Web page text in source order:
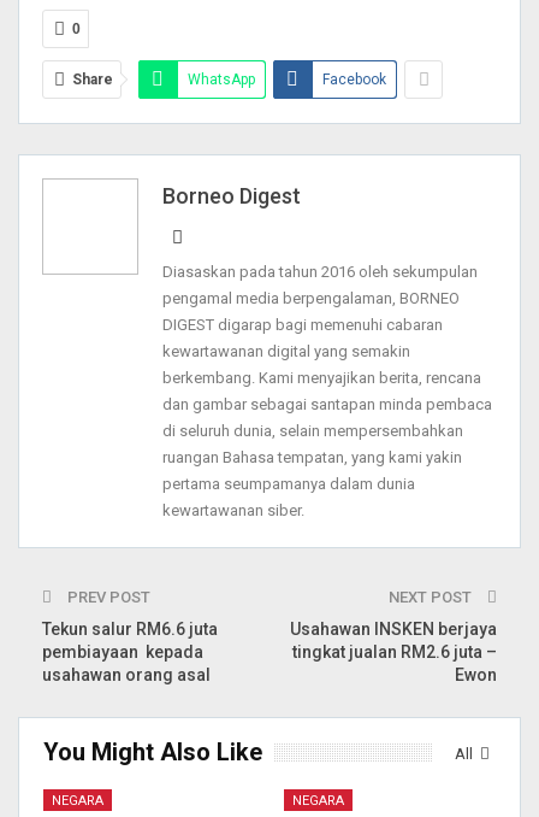
0
Share WhatsApp Facebook
Borneo Digest
Diasaskan pada tahun 2016 oleh sekumpulan
pengamal media berpengalaman, BORNEO
DIGEST digarap bagi memenuhi cabaran
kewartawanan digital yang semakin
berkembang. Kami menyajikan berita, rencana
dan gambar sebagai santapan minda pembaca
di seluruh dunia, selain mempersembahkan
ruangan Bahasa tempatan, yang kami yakin
pertama seumpamanya dalam dunia
kewartawanan siber.
PREV POST
Tekun salur RM6.6 juta
pembiayaan kepada
usahawan orang asal
NEXT POST
Usahawan INSKEN berjaya
tingkat jualan RM2.6 juta –
Ewon
All
You Might Also Like
NEGARA NEGARA